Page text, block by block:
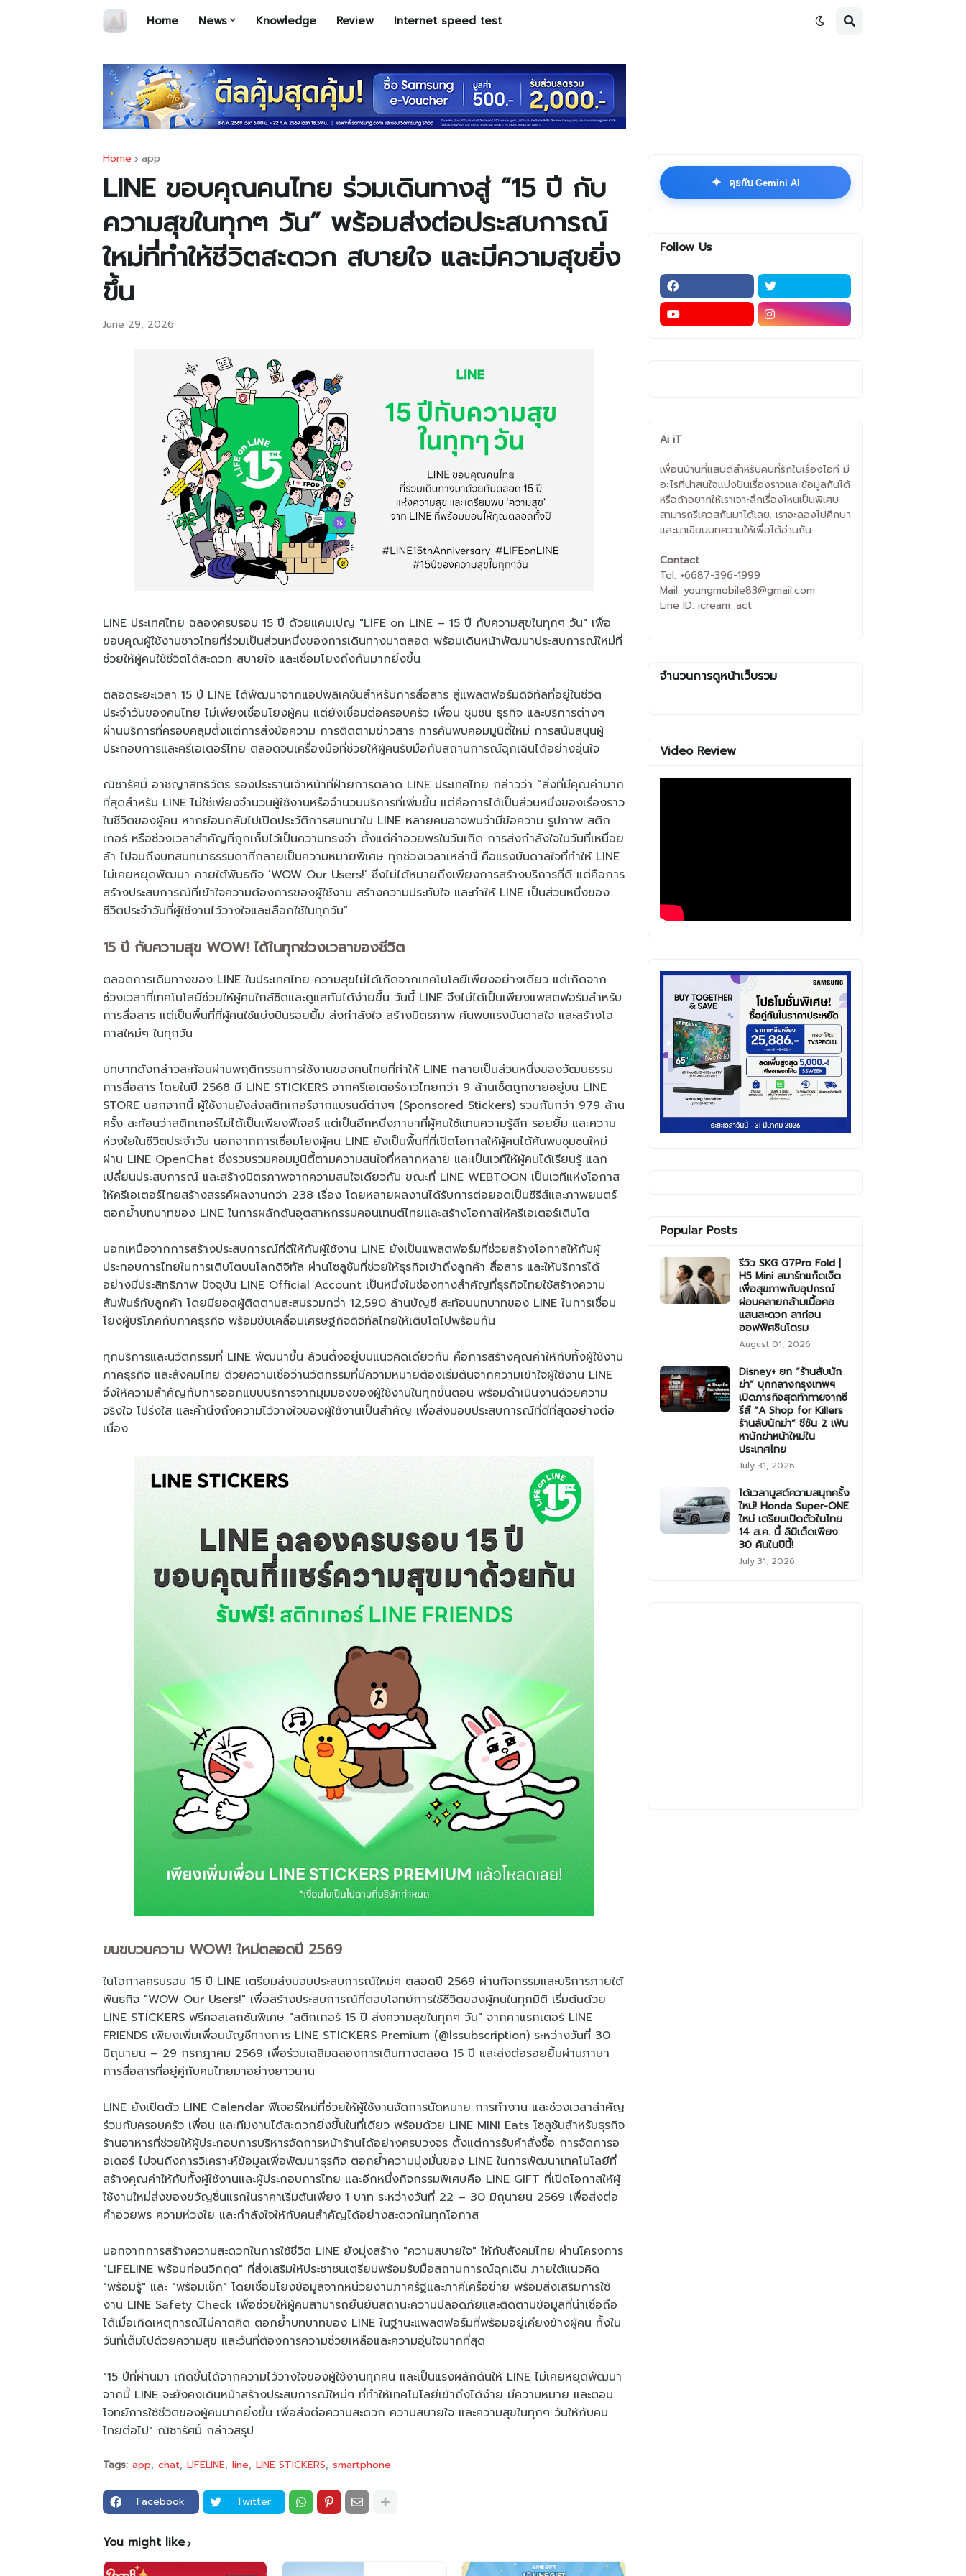
Home News Knowledge Review Internet speed test
Home app
LINE ขอบคุณคนไทย ร่วมเดินทางสู่ “15 ปี กับ
ความสุขในทุกๆ วัน” พร้อมส่งต่อประสบการณ์
ใหม่ที่ทำให้ชีวิตสะดวก สบายใจ และมีความสุขยิ่ง
ขึ้น
June 29, 2026
LINE ประเทศไทย ฉลองครบรอบ 15 ปี ด้วยแคมเปญ "LIFE on LINE – 15 ปี กับความสุขในทุกๆ วัน" เพื่อ
ขอบคุณผู้ใช้งานชาวไทยที่ร่วมเป็นส่วนหนึ่งของการเดินทางมาตลอด พร้อมเดินหน้าพัฒนาประสบการณ์ใหม่ที่
ช่วยให้ผู้คนใช้ชีวิตได้สะดวก สบายใจ และเชื่อมโยงถึงกันมากยิ่งขึ้น
ตลอดระยะเวลา 15 ปี LINE ได้พัฒนาจากแอปพลิเคชันสำหรับการสื่อสาร สู่แพลตฟอร์มดิจิทัลที่อยู่ในชีวิต
ประจำวันของคนไทย ไม่เพียงเชื่อมโยงผู้คน แต่ยังเชื่อมต่อครอบครัว เพื่อน ชุมชน ธุรกิจ และบริการต่างๆ
ผ่านบริการที่ครอบคลุมตั้งแต่การส่งข้อความ การติดตามข่าวสาร การค้นพบคอมมูนิตี้ใหม่ การสนับสนุนผู้
ประกอบการและครีเอเตอร์ไทย ตลอดจนเครื่องมือที่ช่วยให้ผู้คนรับมือกับสถานการณ์ฉุกเฉินได้อย่างอุ่นใจ
ณิชารัศมิ์ อาชญาสิทธิวัตร รองประธานเจ้าหน้าที่ฝ่ายการตลาด LINE ประเทศไทย กล่าวว่า “สิ่งที่มีคุณค่ามาก
ที่สุดสำหรับ LINE ไม่ใช่เพียงจำนวนผู้ใช้งานหรือจำนวนบริการที่เพิ่มขึ้น แต่คือการได้เป็นส่วนหนึ่งของเรื่องราว
ในชีวิตของผู้คน หากย้อนกลับไปเปิดประวัติการสนทนาใน LINE หลายคนอาจพบว่ามีข้อความ รูปภาพ สติก
เกอร์ หรือช่วงเวลาสำคัญที่ถูกเก็บไว้เป็นความทรงจำ ตั้งแต่คำอวยพรในวันเกิด การส่งกำลังใจในวันที่เหนื่อย
ล้า ไปจนถึงบทสนทนาธรรมดาที่กลายเป็นความหมายพิเศษ ทุกช่วงเวลาเหล่านี้ คือแรงบันดาลใจที่ทำให้ LINE
ไม่เคยหยุดพัฒนา ภายใต้พันธกิจ ‘WOW Our Users!’ ซึ่งไม่ได้หมายถึงเพียงการสร้างบริการที่ดี แต่คือการ
สร้างประสบการณ์ที่เข้าใจความต้องการของผู้ใช้งาน สร้างความประทับใจ และทำให้ LINE เป็นส่วนหนึ่งของ
ชีวิตประจำวันที่ผู้ใช้งานไว้วางใจและเลือกใช้ในทุกวัน”
15 ปี กับความสุข WOW! ได้ในทุกช่วงเวลาของชีวิต
ตลอดการเดินทางของ LINE ในประเทศไทย ความสุขไม่ได้เกิดจากเทคโนโลยีเพียงอย่างเดียว แต่เกิดจาก
ช่วงเวลาที่เทคโนโลยีช่วยให้ผู้คนใกล้ชิดและดูแลกันได้ง่ายขึ้น วันนี้ LINE จึงไม่ได้เป็นเพียงแพลตฟอร์มสำหรับ
การสื่อสาร แต่เป็นพื้นที่ที่ผู้คนใช้แบ่งปันรอยยิ้ม ส่งกำลังใจ สร้างมิตรภาพ ค้นพบแรงบันดาลใจ และสร้างโอ
กาสใหม่ๆ ในทุกวัน
บทบาทดังกล่าวสะท้อนผ่านพฤติกรรมการใช้งานของคนไทยที่ทำให้ LINE กลายเป็นส่วนหนึ่งของวัฒนธรรม
การสื่อสาร โดยในปี 2568 มี LINE STICKERS จากครีเอเตอร์ชาวไทยกว่า 9 ล้านเซ็ตถูกขายอยู่บน LINE
STORE นอกจากนี้ ผู้ใช้งานยังส่งสติกเกอร์จากแบรนด์ต่างๆ (Sponsored Stickers) รวมกันกว่า 979 ล้าน
ครั้ง สะท้อนว่าสติกเกอร์ไม่ได้เป็นเพียงฟีเจอร์ แต่เป็นอีกหนึ่งภาษาที่ผู้คนใช้แทนความรู้สึก รอยยิ้ม และความ
ห่วงใยในชีวิตประจำวัน นอกจากการเชื่อมโยงผู้คน LINE ยังเป็นพื้นที่ที่เปิดโอกาสให้ผู้คนได้ค้นพบชุมชนใหม่
ผ่าน LINE OpenChat ซึ่งรวบรวมคอมมูนิตี้ตามความสนใจที่หลากหลาย และเป็นเวทีให้ผู้คนได้เรียนรู้ แลก
เปลี่ยนประสบการณ์ และสร้างมิตรภาพจากความสนใจเดียวกัน ขณะที่ LINE WEBTOON เป็นเวทีแห่งโอกาส
ให้ครีเอเตอร์ไทยสร้างสรรค์ผลงานกว่า 238 เรื่อง โดยหลายผลงานได้รับการต่อยอดเป็นซีรีส์และภาพยนตร์
ตอกย้ำบทบาทของ LINE ในการผลักดันอุตสาหกรรมคอนเทนต์ไทยและสร้างโอกาสให้ครีเอเตอร์เติบโต
นอกเหนือจากการสร้างประสบการณ์ที่ดีให้กับผู้ใช้งาน LINE ยังเป็นแพลตฟอร์มที่ช่วยสร้างโอกาสให้กับผู้
ประกอบการไทยในการเติบโตบนโลกดิจิทัล ผ่านโซลูชันที่ช่วยให้ธุรกิจเข้าถึงลูกค้า สื่อสาร และให้บริการได้
อย่างมีประสิทธิภาพ ปัจจุบัน LINE Official Account เป็นหนึ่งในช่องทางสำคัญที่ธุรกิจไทยใช้สร้างความ
สัมพันธ์กับลูกค้า โดยมียอดผู้ติดตามสะสมรวมกว่า 12,590 ล้านบัญชี สะท้อนบทบาทของ LINE ในการเชื่อม
โยงผู้บริโภคกับภาคธุรกิจ พร้อมขับเคลื่อนเศรษฐกิจดิจิทัลไทยให้เติบโตไปพร้อมกัน
ทุกบริการและนวัตกรรมที่ LINE พัฒนาขึ้น ล้วนตั้งอยู่บนแนวคิดเดียวกัน คือการสร้างคุณค่าให้กับทั้งผู้ใช้งาน
ภาคธุรกิจ และสังคมไทย ด้วยความเชื่อว่านวัตกรรมที่มีความหมายต้องเริ่มต้นจากความเข้าใจผู้ใช้งาน LINE
จึงให้ความสำคัญกับการออกแบบบริการจากมุมมองของผู้ใช้งานในทุกขั้นตอน พร้อมดำเนินงานด้วยความ
จริงใจ โปร่งใส และคำนึงถึงความไว้วางใจของผู้ใช้งานเป็นสำคัญ เพื่อส่งมอบประสบการณ์ที่ดีที่สุดอย่างต่อ
เนื่อง
ขนขบวนความ WOW! ใหม่ตลอดปี 2569
ในโอกาสครบรอบ 15 ปี LINE เตรียมส่งมอบประสบการณ์ใหม่ๆ ตลอดปี 2569 ผ่านกิจกรรมและบริการภายใต้
พันธกิจ "WOW Our Users!" เพื่อสร้างประสบการณ์ที่ตอบโจทย์การใช้ชีวิตของผู้คนในทุกมิติ เริ่มต้นด้วย
LINE STICKERS ฟรีคอลเลกชันพิเศษ "สติกเกอร์ 15 ปี ส่งความสุขในทุกๆ วัน" จากคาแรกเตอร์ LINE
FRIENDS เพียงเพิ่มเพื่อนบัญชีทางการ LINE STICKERS Premium (@lssubscription) ระหว่างวันที่ 30
มิถุนายน – 29 กรกฎาคม 2569 เพื่อร่วมเฉลิมฉลองการเดินทางตลอด 15 ปี และส่งต่อรอยยิ้มผ่านภาษา
การสื่อสารที่อยู่คู่กับคนไทยมาอย่างยาวนาน
LINE ยังเปิดตัว LINE Calendar ฟีเจอร์ใหม่ที่ช่วยให้ผู้ใช้งานจัดการนัดหมาย การทำงาน และช่วงเวลาสำคัญ
ร่วมกับครอบครัว เพื่อน และทีมงานได้สะดวกยิ่งขึ้นในที่เดียว พร้อมด้วย LINE MINI Eats โซลูชันสำหรับธุรกิจ
ร้านอาหารที่ช่วยให้ผู้ประกอบการบริหารจัดการหน้าร้านได้อย่างครบวงจร ตั้งแต่การรับคำสั่งซื้อ การจัดการอ
อเดอร์ ไปจนถึงการวิเคราะห์ข้อมูลเพื่อพัฒนาธุรกิจ ตอกย้ำความมุ่งมั่นของ LINE ในการพัฒนาเทคโนโลยีที่
สร้างคุณค่าให้กับทั้งผู้ใช้งานและผู้ประกอบการไทย และอีกหนึ่งกิจกรรมพิเศษคือ LINE GIFT ที่เปิดโอกาสให้ผู้
ใช้งานใหม่ส่งของขวัญชิ้นแรกในราคาเริ่มต้นเพียง 1 บาท ระหว่างวันที่ 22 – 30 มิถุนายน 2569 เพื่อส่งต่อ
คำอวยพร ความห่วงใย และกำลังใจให้กับคนสำคัญได้อย่างสะดวกในทุกโอกาส
นอกจากการสร้างความสะดวกในการใช้ชีวิต LINE ยังมุ่งสร้าง "ความสบายใจ" ให้กับสังคมไทย ผ่านโครงการ
"LIFELINE พร้อมก่อนวิกฤต" ที่ส่งเสริมให้ประชาชนเตรียมพร้อมรับมือสถานการณ์ฉุกเฉิน ภายใต้แนวคิด
"พร้อมรู้" และ "พร้อมเช็ก" โดยเชื่อมโยงข้อมูลจากหน่วยงานภาครัฐและภาคีเครือข่าย พร้อมส่งเสริมการใช้
งาน LINE Safety Check เพื่อช่วยให้ผู้คนสามารถยืนยันสถานะความปลอดภัยและติดตามข้อมูลที่น่าเชื่อถือ
ได้เมื่อเกิดเหตุการณ์ไม่คาดคิด ตอกย้ำบทบาทของ LINE ในฐานะแพลตฟอร์มที่พร้อมอยู่เคียงข้างผู้คน ทั้งใน
วันที่เต็มไปด้วยความสุข และวันที่ต้องการความช่วยเหลือและความอุ่นใจมากที่สุด
"15 ปีที่ผ่านมา เกิดขึ้นได้จากความไว้วางใจของผู้ใช้งานทุกคน และเป็นแรงผลักดันให้ LINE ไม่เคยหยุดพัฒนา
จากนี้ LINE จะยังคงเดินหน้าสร้างประสบการณ์ใหม่ๆ ที่ทำให้เทคโนโลยีเข้าถึงได้ง่าย มีความหมาย และตอบ
โจทย์การใช้ชีวิตของผู้คนมากยิ่งขึ้น เพื่อส่งต่อความสะดวก ความสบายใจ และความสุขในทุกๆ วันให้กับคน
ไทยต่อไป" ณิชารัศมิ์ กล่าวสรุป
Tags: app chat LIFELINE line LINE STICKERS smartphone
Facebook Twitter
You might like
✦ คุยกับ Gemini AI
Follow Us
Ai iT
เพื่อนบ้านที่แสนดีสำหรับคนที่รักในเรื่องไอที มี
อะไรที่น่าสนใจแบ่งปันเรื่องราวและข้อมูลกันได้
หรือถ้าอยากให้เราเจาะลึกเรื่องไหนเป็นพิเศษ
สามารถรีเควสกันมาได้เลย. เราจะลองไปศึกษา
และมาเขียนบทความให้เพื่อได้อ่านกัน
Contact
Tel: +6687-396-1999
Mail: youngmobile83@gmail.com
Line ID: icream_act
จำนวนการดูหน้าเว็บรวม
Video Review
Popular Posts
รีวิว SKG G7Pro Fold |
H5 Mini สมาร์ทแก็ดเจ็ต
เพื่อสุขภาพกับอุปกรณ์
ผ่อนคลายกล้ามเนื้อคอ
แสนสะดวก ลาก่อน
ออฟฟิศซินโดรม
August 01, 2026
Disney+ ยก “ร้านลับนัก
ฆ่า” บุกกลางกรุงเทพฯ
เปิดภารกิจสุดท้าทายจากซี
รีส์ “A Shop for Killers
ร้านลับนักฆ่า” ซีซัน 2 เฟ้น
หานักฆ่าหน้าใหม่ใน
ประเทศไทย
July 31, 2026
ได้เวลาบูสต์ความสนุกครั้ง
ใหม่! Honda Super-ONE
ใหม่ เตรียมเปิดตัวในไทย
14 ส.ค. นี้ ลิมิเต็ดเพียง
30 คันในปีนี้!
July 31, 2026